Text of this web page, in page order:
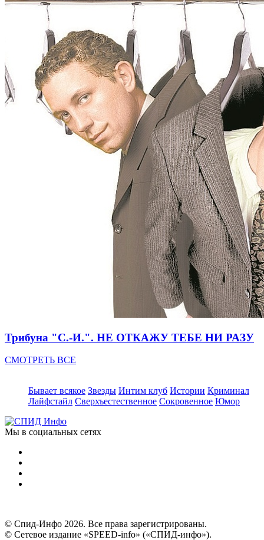
Трибуна "С.-И.". НЕ ОТКАЖУ ТЕБЕ НИ РАЗУ
СМОТРЕТЬ ВСЕ
Бывает всякое Звезды Интим клуб Истории Криминал
Лайфстайл Сверхъестественное Сокровенное Юмор
Мы в социальных сетях
© Спид-Инфо 2026. Все права зарегистрированы.
© Сетевое издание «SPEED-info» («СПИД-инфо»).